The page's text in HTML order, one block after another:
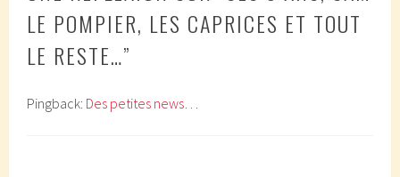
LE POMPIER, LES CAPRICES ET TOUT
LE RESTE…”
Pingback: Des petites news…